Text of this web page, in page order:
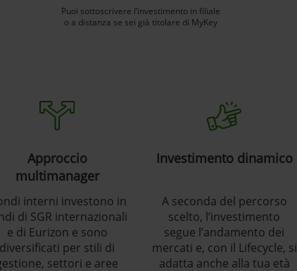
Puoi sottoscrivere l’investimento in filiale
o a distanza se sei già titolare di MyKey
Approccio
multimanager
interni investono in
di SGR internazionali
e di Eurizon e sono
diversificati per stili di
settori e aree
Investimento dinamico
A seconda del percorso
scelto, l’investimento
segue l’andamento dei
mercati e, con il Lifecycle, si
adatta anche alla tua età